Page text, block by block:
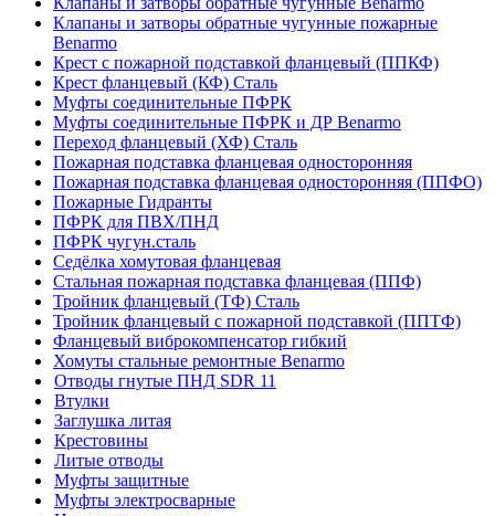
Клапаны и затворы обратные чугунные пожарные
Benarmo
Крест с пожарной подставкой фланцевый (ППКФ)
Крест фланцевый (КФ) Сталь
Муфты соединительные ПФРК
Муфты соединительные ПФРК и ДР Benarmo
Переход фланцевый (ХФ) Сталь
Пожарная подставка фланцевая односторонняя
Пожарная подставка фланцевая односторонняя (ППФО)
Пожарные Гидранты
ПФРК для ПВХ/ПНД
ПФРК чугун.сталь
Седёлка хомутовая фланцевая
Стальная пожарная подставка фланцевая (ППФ)
Тройник фланцевый (ТФ) Сталь
Тройник фланцевый с пожарной подставкой (ППТФ)
Фланцевый виброкомпенсатор гибкий
Хомуты стальные ремонтные Benarmo
Отводы гнутые ПНД SDR 11
Втулки
Заглушка литая
Крестовины
Литые отводы
Муфты защитные
Муфты электросварные